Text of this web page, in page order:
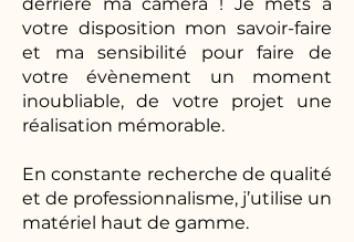
votre disposition mon savoir-faire
et ma sensibilité pour faire de
votre évènement un moment
inoubliable, de votre projet une
réalisation mémorable.
En constante recherche de qualité
et de professionnalisme, j’utilise un
matériel haut de gamme.